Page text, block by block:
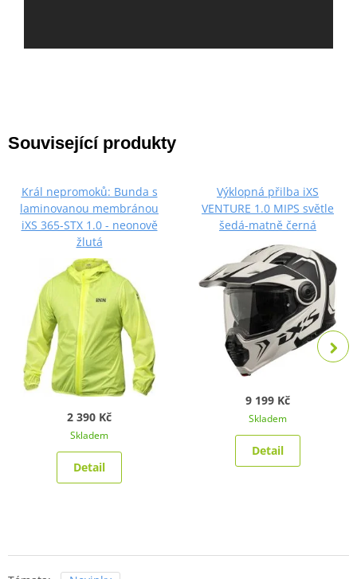
Související produkty
Král nepromoků: Bunda s
laminovanou membránou
iXS 365-STX 1.0 - neonově
žlutá
2 390 Kč
Skladem
Detail
Výklopná přilba iXS
VENTURE 1.0 MIPS světle
šedá-matně černá
9 199 Kč
Skladem
Detail